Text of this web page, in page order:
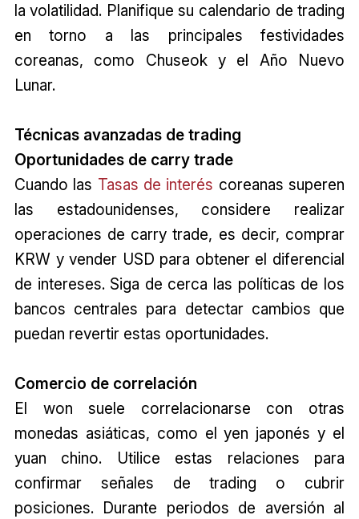
la volatilidad. Planifique su calendario de trading
en torno a las principales festividades
coreanas, como Chuseok y el Año Nuevo
Lunar.
Técnicas avanzadas de trading
Oportunidades de carry trade
Cuando las Tasas de interés coreanas superen
las estadounidenses, considere realizar
operaciones de carry trade, es decir, comprar
KRW y vender USD para obtener el diferencial
de intereses. Siga de cerca las políticas de los
bancos centrales para detectar cambios que
puedan revertir estas oportunidades.
Comercio de correlación
El won suele correlacionarse con otras
monedas asiáticas, como el yen japonés y el
yuan chino. Utilice estas relaciones para
confirmar señales de trading o cubrir
posiciones. Durante periodos de aversión al